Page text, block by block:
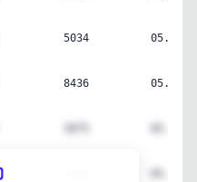
5034
8436